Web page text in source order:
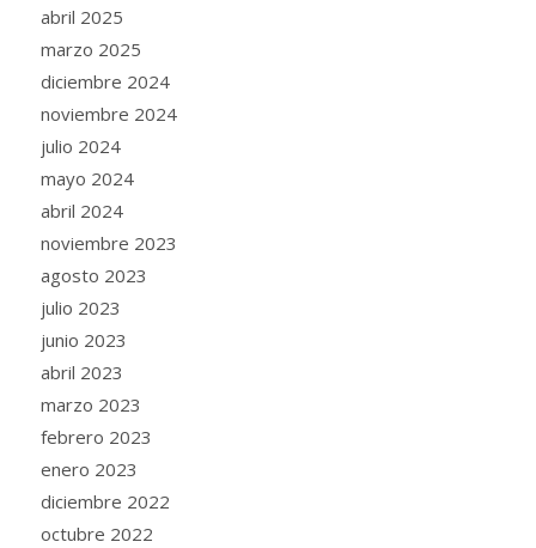
abril 2025
marzo 2025
diciembre 2024
noviembre 2024
julio 2024
mayo 2024
abril 2024
noviembre 2023
agosto 2023
julio 2023
junio 2023
abril 2023
marzo 2023
febrero 2023
enero 2023
diciembre 2022
octubre 2022